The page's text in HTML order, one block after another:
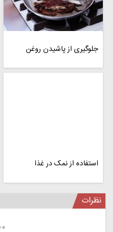
جلوگیری از پاشیدن روغن
استفاده از نمک در غذا
نظرات